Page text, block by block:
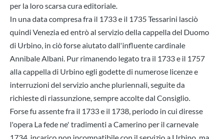
per la loro scarsa cura editoriale.
In una data compresa fra il 1733 e il 1735 Tessarini lasciò
quindi Venezia ed entrò al servizio della cappella del Duomo
di Urbino, in ciò forse aiutato dall'influente cardinale
Annibale Albani. Pur rimanendo legato tra il 1733 e il 1757
alla cappella di Urbino egli godette di numerose licenze e
interruzioni del servizio anche pluriennali, seguite da
richieste di riassunzione, sempre accolte dal Consiglio.
Forse fu assente fra il 1733 e il 1738, periodo in cui diresse
l'opera La fede ne' tradimenti a Camerino per il carnevale